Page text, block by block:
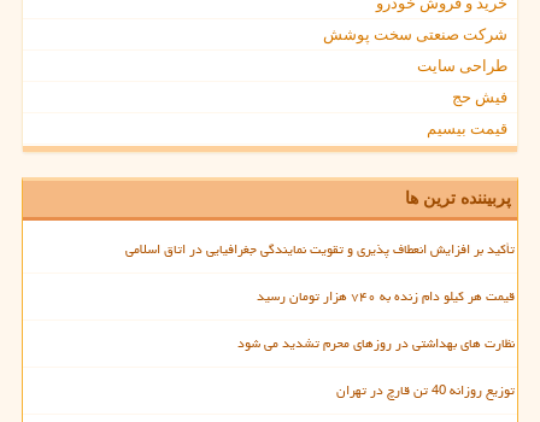
شرکت صنعتی سخت پوشش
طراحی سایت
فیش حج
قیمت بیسیم
پربیننده ترین ها
تأکید بر افزایش انعطاف پذیری و تقویت نمایندگی جغرافیایی در اتاق اسلامی
قیمت هر کیلو دام زنده به ۷۴۰ هزار تومان رسید
نظارت های بهداشتی در روزهای محرم تشدید می شود
توزیع روزانه 40 تن قارچ در تهران